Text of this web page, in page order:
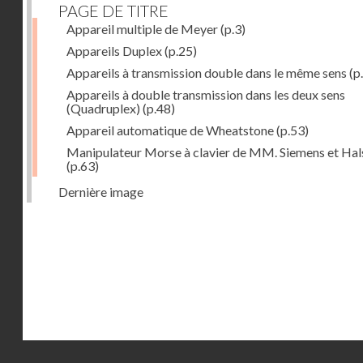
PAGE DE TITRE
Appareil multiple de Meyer(p.3)
Appareils Duplex(p.25)
Appareils à transmission double dans le même sens
Appareils à double transmission dans les deux sens
(Quadruplex) (p.48)
Appareil automatique de Wheatstone(p.53)
Manipulateur Morse à clavier de MM. Siemens et
(p.63)
Dernière image